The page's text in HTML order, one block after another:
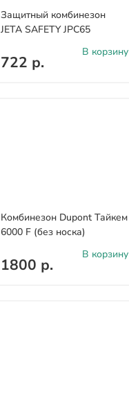
Защитный комбинезон
JETA SAFETY JPC65
722 р.
В корзину
Комбинезон Dupont Тайкем
6000 F (без носка)
1800 р.
В корзину